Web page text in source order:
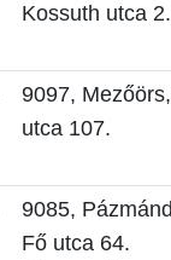
Kossuth utca 2.
9097,
utca 107.
9085,
Fő utca 64.